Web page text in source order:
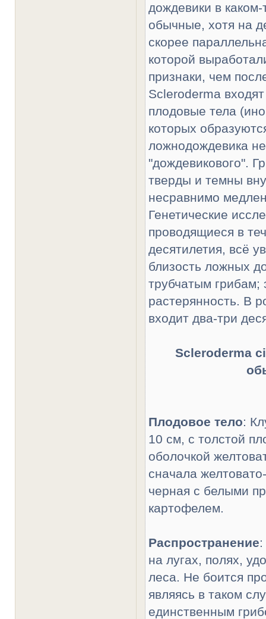
дождевики в
обычные, хотя на
скорее
которой
признаки, чем
Scleroderma
плодовые тела
которых
ложнодождевика
"дождевикового".
тверды и темны
несравнимо
Генетические
проводящиеся в
десятилетия, всё
близость ложных
трубчатым грибам;
растерянность. В
входит два-три
Scleroderma
Плодовое тело:
10 см, с толстой
оболочкой
сначала
черная с белыми
картофелем.
Распространение
на лугах, полях,
леса. Не боится
являясь в таком
единственным